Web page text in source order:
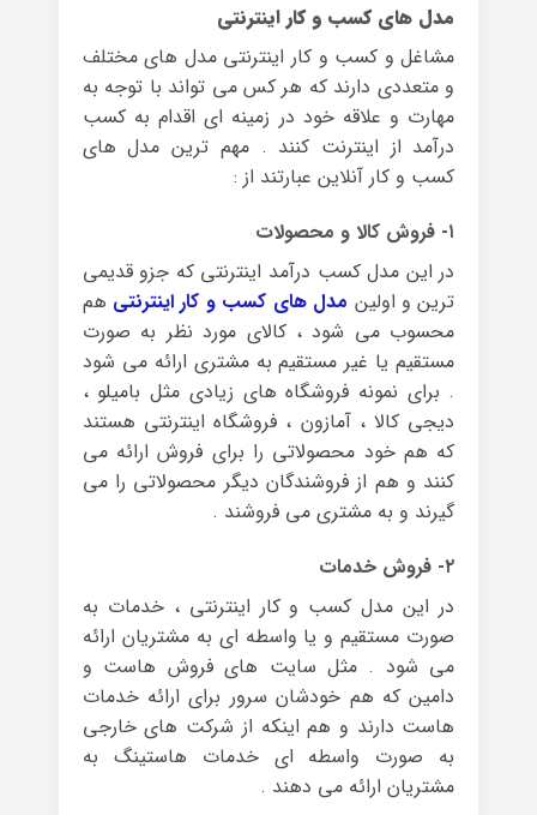
مدل های کسب و کار اینترنتی
مشاغل و کسب و کار اینترنتی مدل های مختلف
و متعددی دارند که هر کس می تواند با توجه به
مهارت و علاقه خود در زمینه ای اقدام به کسب
درآمد از اینترنت کنند . مهم ترین مدل های
کسب و کار آنلاین عبارتند از :
۱- فروش کالا و محصولات
در این مدل کسب درآمد اینترنتی که جزو قدیمی
ترین و اولین مدل های کسب و کار اینترنتی هم
محسوب می شود ، کالای مورد نظر به صورت
مستقیم یا غیر مستقیم به مشتری ارائه می شود
. برای نمونه فروشگاه های زیادی مثل بامیلو ،
دیجی کالا ، آمازون ، فروشگاه اینترنتی هستند
که هم خود محصولاتی را برای فروش ارائه می
کنند و هم از فروشندگان دیگر محصولاتی را می
گیرند و به مشتری می فروشند .
۲- فروش خدمات
در این مدل کسب و کار اینترنتی ، خدمات به
صورت مستقیم و یا واسطه ای به مشتریان ارائه
می شود . مثل سایت های فروش هاست و
دامین که هم خودشان سرور برای ارائه خدمات
هاست دارند و هم اینکه از شرکت های خارجی
به صورت واسطه ای خدمات هاستینگ به
مشتریان ارائه می دهند .